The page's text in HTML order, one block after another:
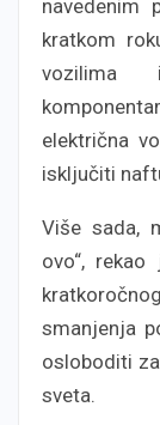
navedenim
kratkom
vozilima
električna
isključiti
Više sada,
ovo“,
smanjenja
osloboditi
sveta.